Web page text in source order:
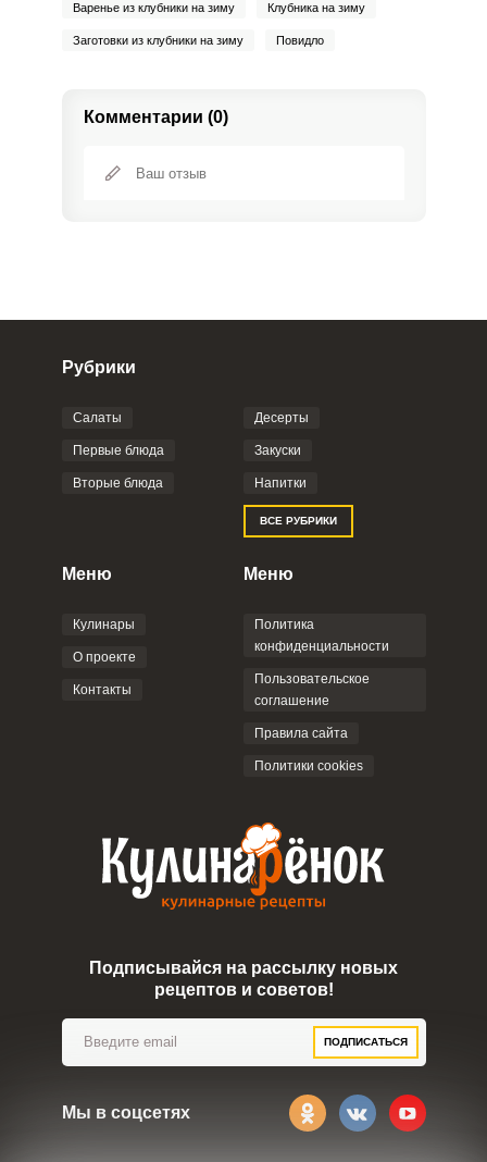
Варенье из клубники на зиму Клубника на зиму
Заготовки из клубники на зиму Повидло
Комментарии (0)
Фото до 4 шт, до 5 mb
Отправляя эту форму, вы соглашаетесь с
Политикой
Пользовательским
соглашением
Рубрики
Салаты
Первые блюда
Вторые блюда
Десерты
Закуски
Напитки
ВСЕ РУБРИКИ
Меню
Кулинары
О проекте
Контакты
Меню
Политика
конфиденциальности
Пользовательское
соглашение
Правила сайта
Политики cookies
Подписывайся на рассылку новых
рецептов и советов!
ПОДПИСАТЬСЯ
Мы в соцсетях